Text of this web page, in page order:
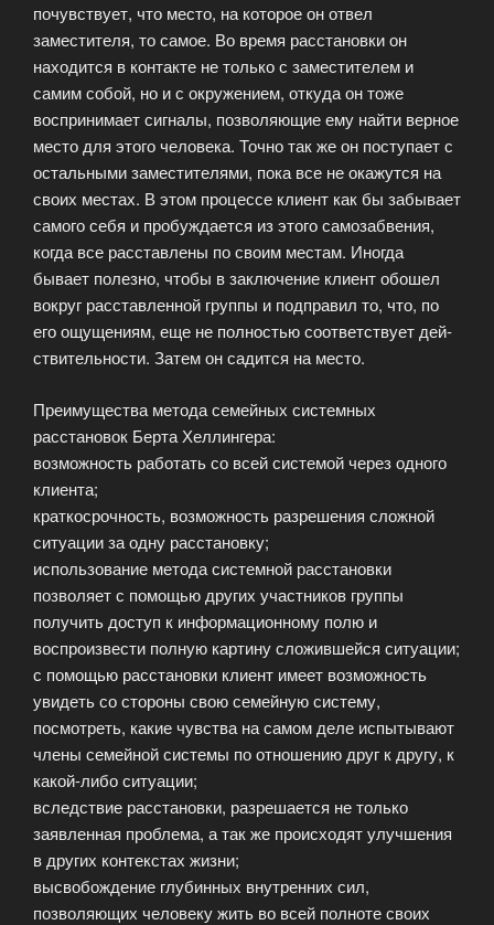
почувствует, что место, на которое он отвел
заместителя, то самое. Во время расстановки он
находится в контакте не только с заместителем и
самим собой, но и с окружением, откуда он тоже
воспринимает сигналы, позволяющие ему найти верное
место для этого человека. Точно так же он поступает с
остальными заместителями, пока все не окажутся на
своих местах. В этом процессе клиент как бы забывает
самого себя и пробуждается из этого самозабвения,
когда все расставлены по своим местам. Иногда
бывает полезно, чтобы в заключение клиент обошел
вокруг расставленной группы и подправил то, что, по
его ощущениям, еще не полностью соответствует дей­
ствительности. Затем он садится на место.
Преимущества метода семейных системных
расстановок Берта Хеллингера:
возможность работать со всей системой через одного
клиента;
краткосрочность, возможность разрешения сложной
ситуации за одну расстановку;
использование метода системной расстановки
позволяет с помощью других участников группы
получить доступ к информационному полю и
воспроизвести полную картину сложившейся ситуации;
с помощью расстановки клиент имеет возможность
увидеть со стороны свою семейную систему,
посмотреть, какие чувства на самом деле испытывают
члены семейной системы по отношению друг к другу, к
какой-либо ситуации;
вследствие расстановки, разрешается не только
заявленная проблема, а так же происходят улучшения
в других контекстах жизни;
высвобождение глубинных внутренних сил,
позволяющих человеку жить во всей полноте своих